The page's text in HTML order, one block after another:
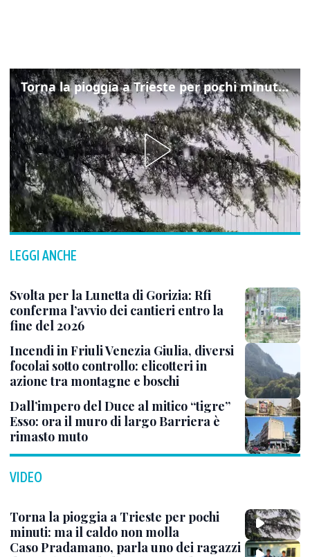
Torna la pioggia a Trieste per pochi minuti: ma il caldo non molla
LEGGI ANCHE
Svolta per la Lunetta di Gorizia: Rfi
conferma l’avvio dei cantieri entro la
fine del 2026
Incendi in Friuli Venezia Giulia, diversi
focolai sotto controllo: elicotteri in
azione tra montagne e boschi
Dall’impero del Duce al mitico “tigre”
Esso: ora il muro di largo Barriera è
rimasto muto
VIDEO
Torna la pioggia a Trieste per pochi
minuti: ma il caldo non molla
Caso Pradamano, parla uno dei ragazzi